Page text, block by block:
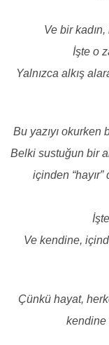
Ve bir
İşte o
Yalnızca alkış
Bu yazıyı okurken
Belki sustuğun bir
içinden “hayır”
Ve kendine,
Çünkü hayat,
kendine